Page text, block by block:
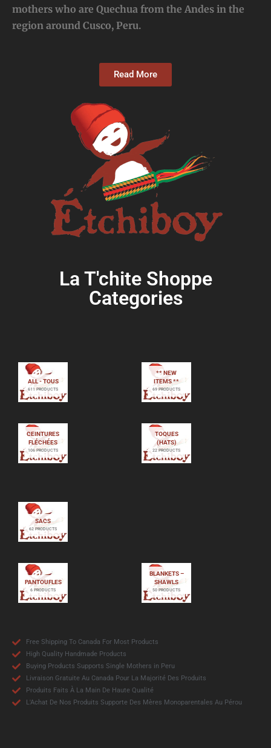
mothers who are Quechua from the Andes in the
region around Cusco, Peru.
Read More
La T'chite Shoppe
Categories​
ALL - TOUS
611 PRODUCTS
** NEW
ITEMS **
69 PRODUCTS
CEINTURES
FLÉCHÉES
106 PRODUCTS
TOQUES
(HATS)
22 PRODUCTS
SACS
62 PRODUCTS
PANTOUFLES
6 PRODUCTS
BLANKETS –
SHAWLS
50 PRODUCTS
Free Shipping To Canada For Most Products
High Quality Handmade Products
Buying Products Supports Single Mothers in Peru
Livraison Gratuite Au Canada Pour La Majorité Des Produits
Produits Faits À La Main De Haute Qualité
L'Achat De Nos Produits Supporte Des Mères Monoparentales Au Pérou